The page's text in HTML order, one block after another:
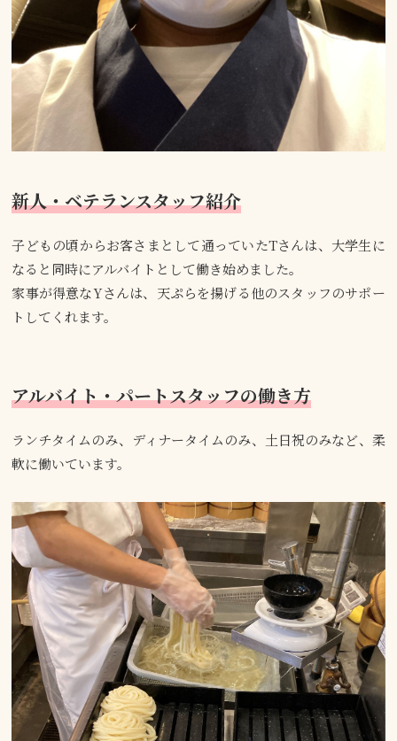
新人・ベテランスタッフ紹介
子どもの頃からお客さまとして通っていたTさんは、大学生に
なると同時にアルバイトとして働き始めました。
家事が得意なYさんは、天ぷらを揚げる他のスタッフのサポー
トしてくれます。
アルバイト・パートスタッフの働き方
ランチタイムのみ、ディナータイムのみ、土日祝のみなど、柔
軟に働いています。